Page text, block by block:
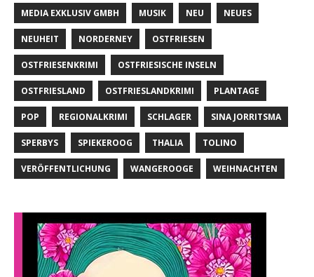
MEDIA EXKLUSIV GMBH MUSIK NEU NEUES
NEUHEIT NORDERNEY OSTFRIESEN
OSTFRIESENKRIMI OSTFRIESISCHE INSELN
OSTFRIESLAND OSTFRIESLANDKRIMI PLANTAGE
POP REGIONALKRIMI SCHLAGER SINA JORRITSMA
SPERBYS SPIEKEROOG THALIA TOLINO
VERÖFFENTLICHUNG WANGEROOGE WEIHNACHTEN